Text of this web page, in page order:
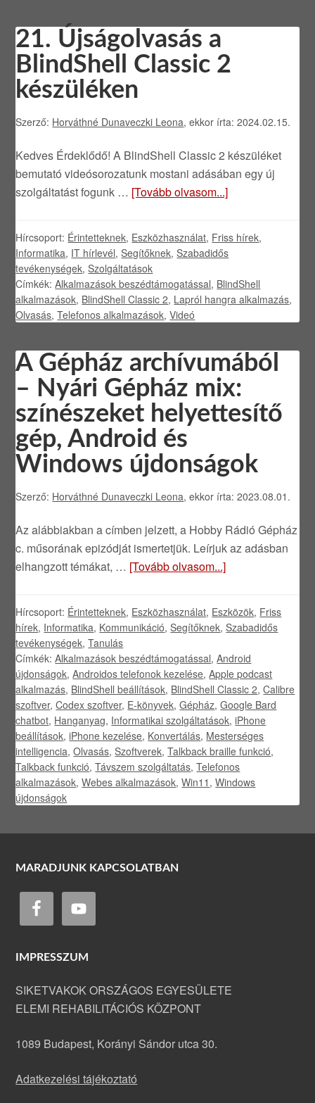
21. Újságolvasás a
BlindShell Classic 2
készüléken
Szerző: Horváthné Dunaveczki Leona, ekkor írta: 2024.02.15.
Kedves Érdeklődő! A BlindShell Classic 2 készüléket
bemutató videósorozatunk mostani adásában egy új
szolgáltatást fogunk … [Tovább olvasom...]
Hírcsoport: Érintetteknek, Eszközhasználat, Friss hírek,
Informatika, IT hírlevél,Segítőknek,Szabadidős
tevékenységek,Szolgáltatások
Címkék:Alkalmazások beszédtámogatással, BlindShell
alkalmazások, BlindShell Classic 2, Lapról hangra alkalmazás,
Olvasás,Telefonos alkalmazások,Videó
A Gépház archívumából
– Nyári Gépház mix:
színészeket helyettesítő
gép, Android és
Windows újdonságok
Szerző: Horváthné Dunaveczki Leona, ekkor írta: 2023.08.01.
Az alábbiakban a címben jelzett, a Hobby Rádió Gépház
c. műsorának epizódját ismertetjük. Leírjuk az adásban
elhangzott témákat, … [Tovább olvasom...]
Hírcsoport: Érintetteknek, Eszközhasználat, Eszközök, Friss
hírek, Informatika, Kommunikáció,Segítőknek,Szabadidős
tevékenységek,Tanulás
Címkék:Alkalmazások beszédtámogatással,Android
újdonságok,Androidos telefonok kezelése,Apple podcast
alkalmazás, BlindShell beállítások, BlindShell Classic 2,Calibre
szoftver,Codex szoftver, E-könyvek,Gépház,Google Bard
chatbot, Hanganyag, Informatikai szolgáltatások,iPhone
beállítások,iPhone kezelése, Konvertálás, Mesterséges
intelligencia,Olvasás,Szoftverek,Talkback braille funkció,
Talkback funkció,Távszem szolgáltatás,Telefonos
alkalmazások,Webes alkalmazások,Win11 ,Windows
újdonságok
MARADJUNK KAPCSOLATBAN
IMPRESSZUM
SIKETVAKOK ORSZÁGOS EGYESÜLETE
ELEMI REHABILITÁCIÓS KÖZPONT
1089 Budapest, Korányi Sándor utca 30.
Adatkezelési tájékoztató